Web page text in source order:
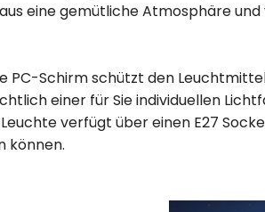
eine gemütliche Atmosphäre
PC-Schirm schützt den
einer für Sie individuellen
verfügt über einen E27
können.